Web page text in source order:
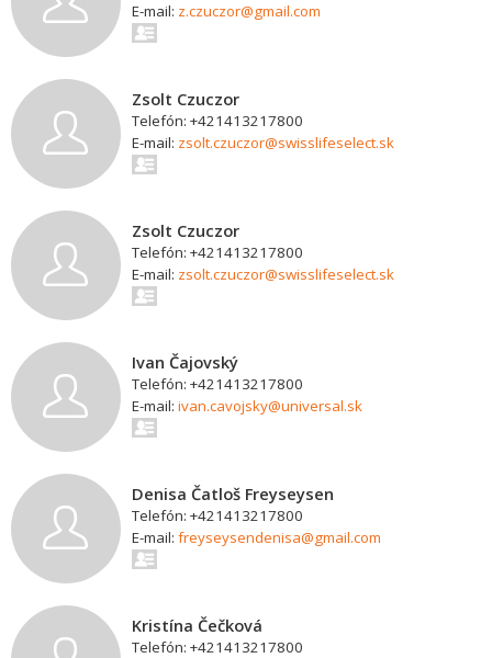
E-mail: z.czuczor@gmail.com
Zsolt Czuczor
Telefón: +421413217800
E-mail: zsolt.czuczor@swisslifeselect.sk
Zsolt Czuczor
Telefón: +421413217800
E-mail: zsolt.czuczor@swisslifeselect.sk
Ivan Čajovský
Telefón: +421413217800
E-mail: ivan.cavojsky@universal.sk
Denisa Čatloš Freyseysen
Telefón: +421413217800
E-mail: freyseysendenisa@gmail.com
Kristína Čečková
Telefón: +421413217800